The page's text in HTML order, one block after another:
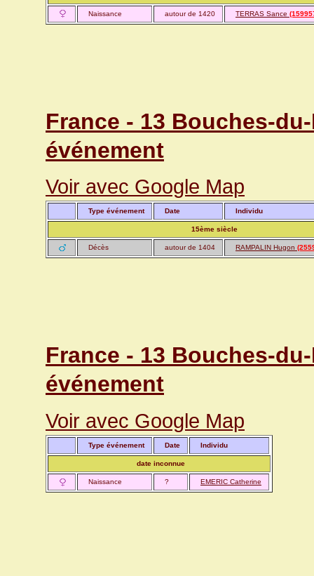
Naissance autour de 1420 TERRAS Sance
France - 13 Bouches-
événement
Voir avec Google Map
Type événement Date Individu
15ème siècle
Décès autour de 1404 RAMPALIN Hugon
France - 13 Bouches-
événement
Voir avec Google Map
Type événement Date Individu
date inconnue
Naissance ? EMERIC Catherine